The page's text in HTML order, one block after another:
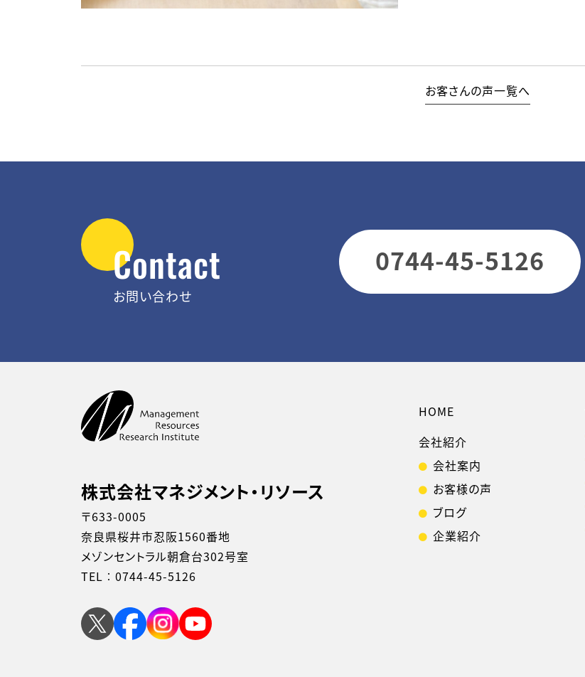
お客さんの声一覧へ
Contact
お問い合わせ
0744-45-5126
株式会社マネジメント・リソース
〒633-0005
奈良県桜井市忍阪1560番地
メゾンセントラル朝倉台302号室
TEL︰ 0744-45-5126
HOME
会社紹介
会社案内
お客様の声
ブログ
企業紹介